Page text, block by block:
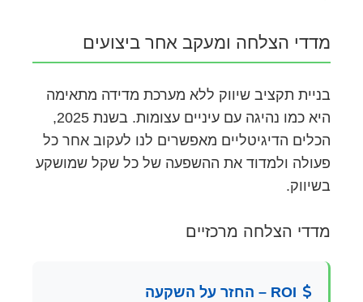
מדדי הצלחה ומעקב אחר ביצועים
בניית תקציב שיווק ללא מערכת מדידה מתאימה
היא כמו נהיגה עם עיניים עצומות. בשנת 2025,
הכלים הדיגיטליים מאפשרים לנו לעקוב אחר כל
פעולה ולמדוד את ההשפעה של כל שקל שמושקע
בשיווק.
מדדי הצלחה מרכזיים
ROI – החזר על השקעה